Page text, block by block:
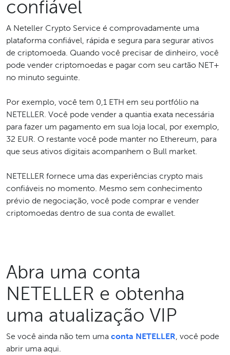
confiável
A Neteller Crypto Service é comprovadamente uma
plataforma confiável, rápida e segura para segurar ativos
de criptomoeda. Quando você precisar de dinheiro, você
pode vender criptomoedas e pagar com seu cartão NET+
no minuto seguinte.
Por exemplo, você tem 0,1 ETH em seu portfólio na
NETELLER. Você pode vender a quantia exata necessária
para fazer um pagamento em sua loja local, por exemplo,
32 EUR. O restante você pode manter no Ethereum, para
que seus ativos digitais acompanhem o Bull market.
NETELLER fornece uma das experiências crypto mais
confiáveis no momento. Mesmo sem conhecimento
prévio de negociação, você pode comprar e vender
criptomoedas dentro de sua conta de ewallet.
Abra uma conta
NETELLER e obtenha
uma atualização VIP
Se você ainda não tem uma conta NETELLER , você pode
abrir uma aqui.